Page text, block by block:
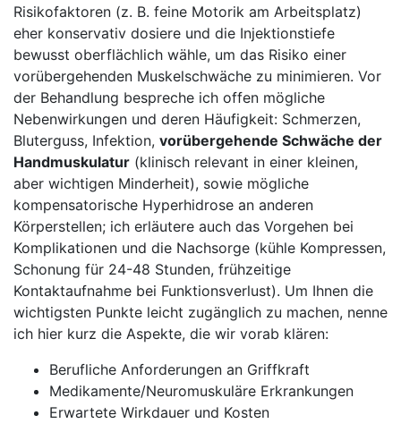
Risikofaktoren (z. B. feine Motorik ‌am​ Arbeitsplatz)⁢
eher konservativ dosiere und ​die Injektionstiefe
bewusst oberflächlich wähle,⁣ um das Risiko einer
vorübergehenden​ Muskelschwäche zu ​minimieren. Vor
der Behandlung‍ bespreche ​ich ⁣offen mögliche
Nebenwirkungen und​ deren Häufigkeit: Schmerzen,
Bluterguss, Infektion,⁤ vorübergehende Schwäche der
Handmuskulatur (klinisch relevant in einer kleinen,⁤
aber wichtigen Minderheit), sowie mögliche
kompensatorische Hyperhidrose an anderen
Körperstellen; ich ​erläutere auch ⁢das Vorgehen ⁣bei
Komplikationen und die Nachsorge (kühle Kompressen,
Schonung‍ für 24-48⁤ Stunden, frühzeitige
Kontaktaufnahme bei Funktionsverlust).‍ Um Ihnen ⁣die
wichtigsten Punkte leicht zugänglich zu ⁣machen, nenne
ich hier kurz die Aspekte, die wir vorab klären:
Berufliche ⁣Anforderungen an Griffkraft
Medikamente/Neuromuskuläre Erkrankungen
Erwartete Wirkdauer und Kosten